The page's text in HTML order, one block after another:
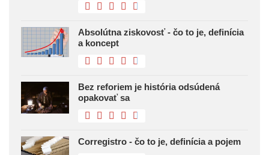
Absolútna ziskovosť - čo to je, definícia
a koncept
Bez reforiem je história odsúdená
opakovať sa
Corregistro - čo to je, definícia a pojem